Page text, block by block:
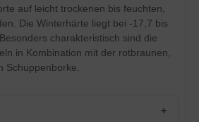
leuchtende Schuppenborke,
abblätternd
trockene bis feuchte,
Böden
auf leicht trockenen bis feuchten,
Die Winterhärte liegt bei -17,7 bis
charakteristisch sind die
in Kombination mit der rotbraunen,
Schuppenborke.